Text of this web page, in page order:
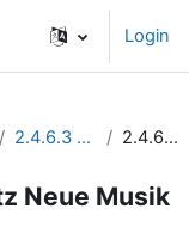
Login
2.4.6.3 Tonsatz-Wahlpflichtkurse / Interd.Wahlbausteine 2.4.6.3.1 Schulmusik Tonsatz Neue Musik
Neue Musik